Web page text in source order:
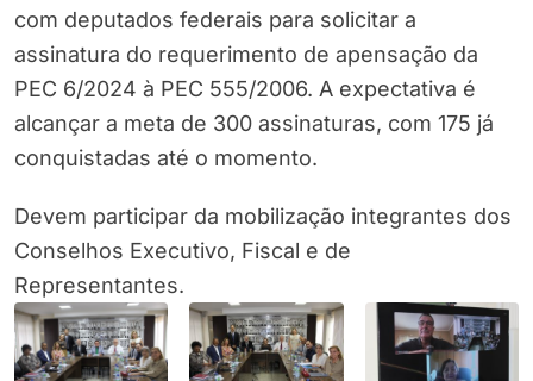
com deputados federais para solicitar a
assinatura do requerimento de apensação da
PEC 6/2024 à PEC 555/2006. A expectativa é
alcançar a meta de 300 assinaturas, com 175 já
conquistadas até o momento.
Devem participar da mobilização integrantes dos
Conselhos Executivo, Fiscal e de
Representantes.